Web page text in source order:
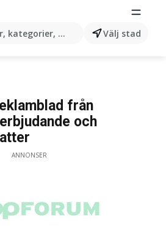
kategorier, produkter...Välj stad
från
och
ANNONSER